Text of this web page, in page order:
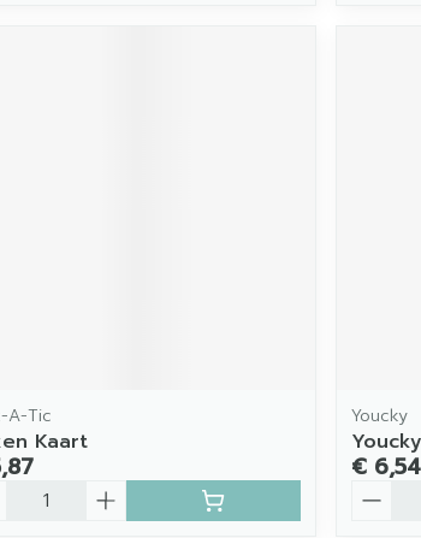
A-Tic
Kaart
Youcky
€ 6,54